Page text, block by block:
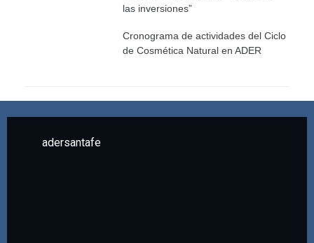
las inversiones”
Cronograma de actividades del Ciclo
de Cosmética Natural en ADER
adersantafe